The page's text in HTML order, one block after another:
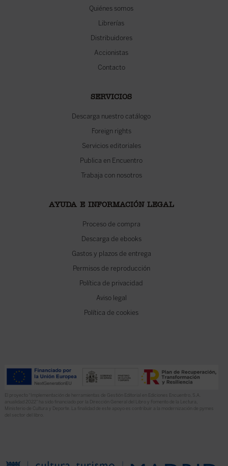
Quiénes somos
Librerías
Distribuidores
Accionistas
Contacto
SERVICIOS
Descarga nuestro catálogo
Foreign rights
Servicios editoriales
Publica en Encuentro
Trabaja con nosotros
AYUDA E INFORMACIÓN LEGAL
Proceso de compra
Descarga de ebooks
Gastos y plazos de entrega
Permisos de reproducción
Política de privacidad
Aviso legal
Política de cookies
El proyecto “Implementación de herramientas de Gestión Editorial en Ediciones Encuentro, S.A.
anualidad 2022” ha sido financiado por la Dirección General del Libro y Fomento de la Lectura,
Ministerio de Cultura y Deporte. La finalidad de este apoyo es contribuir a la modernización de pymes
del sector del libro.